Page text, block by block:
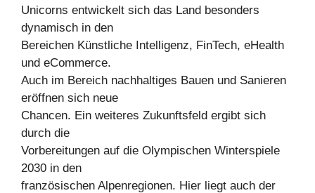
Unicorns entwickelt sich das Land besonders
dynamisch in den
Bereichen Künstliche Intelligenz, FinTech, eHealth
und eCommerce.
Auch im Bereich nachhaltiges Bauen und Sanieren
eröffnen sich neue
Chancen. Ein weiteres Zukunftsfeld ergibt sich
durch die
Vorbereitungen auf die Olympischen Winterspiele
2030 in den
französischen Alpenregionen. Hier liegt auch der